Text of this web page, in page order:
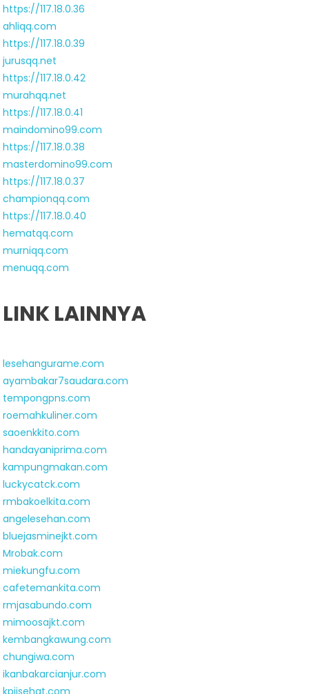
https://117.18.0.36
ahliqq.com
https://117.18.0.39
jurusqq.net
https://117.18.0.42
murahqq.net
https://117.18.0.41
maindomino99.com
https://117.18.0.38
masterdomino99.com
https://117.18.0.37
championqq.com
https://117.18.0.40
hematqq.com
murniqq.com
menuqq.com
LINK LAINNYA
lesehangurame.com
ayambakar7saudara.com
tempongpns.com
roemahkuliner.com
saoenkkito.com
handayaniprima.com
kampungmakan.com
luckycatck.com
rmbakoelkita.com
angelesehan.com
bluejasminejkt.com
Mrobak.com
miekungfu.com
cafetemankita.com
rmjasabundo.com
mimoosajkt.com
kembangkawung.com
chungiwa.com
ikanbakarcianjur.com